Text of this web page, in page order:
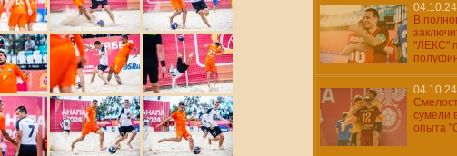
04.10.24
В
"ЛЕКС"
04.10.24
сумели
опыта